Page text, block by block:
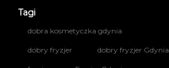
Tagi
dobra kosmetyczka gdynia
dobry fryzjer dobry fryzjer Gdynia